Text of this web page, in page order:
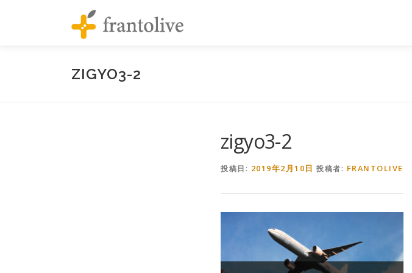
ZIGYO3-2
zigyo3-2
投稿日: 2019年2月10日 投稿者: FRANTOLIVE